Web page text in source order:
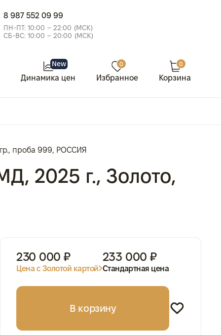
8 987 552 09 99
ПН-ПТ: 10:00 – 22:00 (МСК)
СБ-ВС: 10:00 – 20:00 (МСК)
New
Динамика цен
0
Избранное
0
Корзина
проба 999, РОССИЯ
2025 г., Золото,
230 000 ₽
Цена с Золотой картой
233 000 ₽
Стандартная цена
В корзину